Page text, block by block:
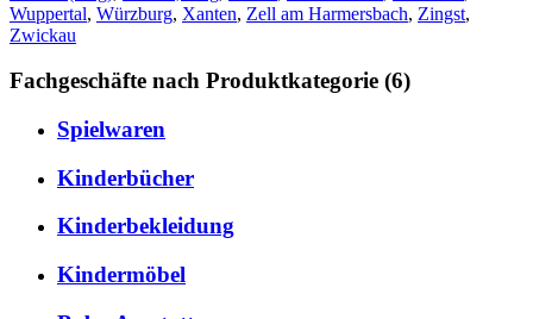
Wuppertal, Würzburg, Xanten, Zell am Harmersbach, Zingst,
Zwickau
Fachgeschäfte nach Produktkategorie (6)
Spielwaren
Kinderbücher
Kinderbekleidung
Kindermöbel